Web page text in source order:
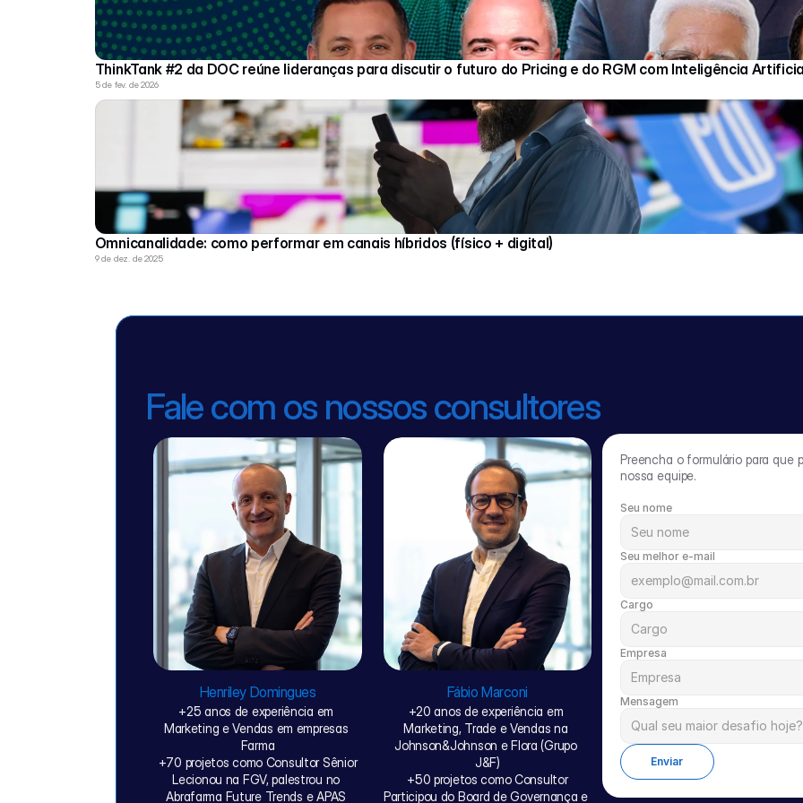
ThinkTank #2 da DOC reúne lideranças para discutir o futuro do Pricing e do RGM com Inteligência
5 de fev. de 2026
Omnicanalidade: como performar em canais híbridos (físico + digital)
9 de dez. de 2025
Fale com os nossos consultores
Henriley Domingues
+25 anos de experiência em
Marketing e Vendas em empresas
Farma
+70 projetos como Consultor Sênior
Lecionou na FGV, palestrou no
Abrafarma Future Trends e APAS
Fábio Marconi
+20 anos de experiência em
Marketing, Trade e Vendas na
Johnson&Johnson e Flora (Grupo
J&F)
+50 projetos como Consultor
Participou do Board de Governança e
Preencha o formulário para que
nossa equipe.
Seu nome
Seu melhor e-mail
Cargo
Empresa
Mensagem
Enviar